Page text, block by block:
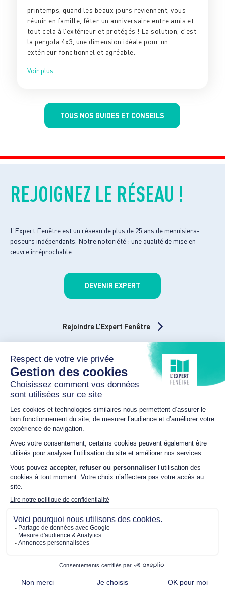
printemps, quand les beaux jours reviennent, vous
réunir en famille, fêter un anniversaire entre amis et
tout cela à l’extérieur et protégés ! La solution, c’est
la pergola 4x3, une dimension idéale pour un
extérieur fonctionnel et agréable.
Voir plus
TOUS NOS GUIDES ET CONSEILS
REJOIGNEZ LE RÉSEAU !
L’Expert Fenêtre est un réseau de plus de 25 ans de menuisiers-
poseurs indépendants. Notre notoriété : une qualité de mise en
œuvre irréprochable.
DEVENIR EXPERT
Rejoindre L’Expert Fenêtre
NEWSLETTER
Suivez les actualités de L’Expert Fenêtre
JE M'ABONNE